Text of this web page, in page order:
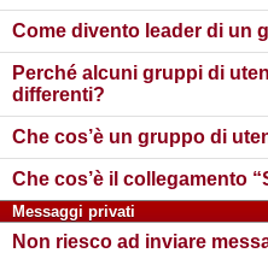
Come divento leader di un
Perché alcuni gruppi di
differenti?
Che cos’è un gruppo di
Che cos’è il collegamento
Messaggi privati
Non riesco ad inviare